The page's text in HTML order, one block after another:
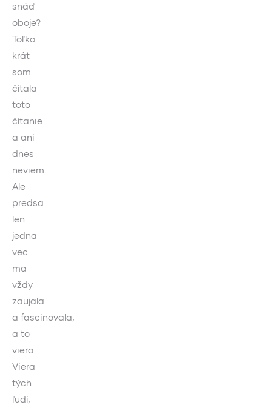
snáď
oboje?
Toľko
krát
som
čítala
toto
čítanie
a ani
dnes
neviem.
Ale
predsa
len
jedna
vec
ma
vždy
zaujala
a fascinovala,
a to
viera.
Viera
tých
ľudí,